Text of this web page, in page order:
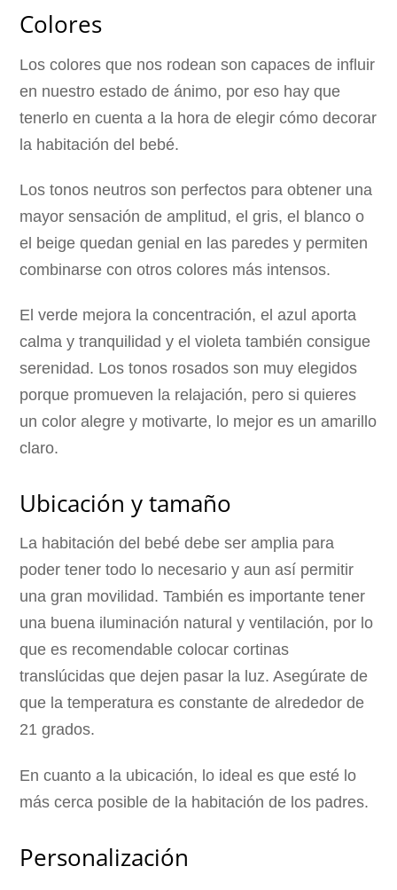
Colores
Los colores que nos rodean son capaces de influir
en nuestro estado de ánimo, por eso hay que
tenerlo en cuenta a la hora de elegir cómo decorar
la habitación del bebé.
Los tonos neutros son perfectos para obtener una
mayor sensación de amplitud, el gris, el blanco o
el beige quedan genial en las paredes y permiten
combinarse con otros colores más intensos.
El verde mejora la concentración, el azul aporta
calma y tranquilidad y el violeta también consigue
serenidad. Los tonos rosados son muy elegidos
porque promueven la relajación, pero si quieres
un color alegre y motivarte, lo mejor es un amarillo
claro.
Ubicación y tamaño
La habitación del bebé debe ser amplia para
poder tener todo lo necesario y aun así permitir
una gran movilidad. También es importante tener
una buena iluminación natural y ventilación, por lo
que es recomendable colocar cortinas
translúcidas que dejen pasar la luz. Asegúrate de
que la temperatura es constante de alrededor de
21 grados.
En cuanto a la ubicación, lo ideal es que esté lo
más cerca posible de la habitación de los padres.
Personalización